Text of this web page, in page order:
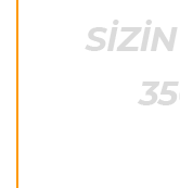
"Atletiko"nun